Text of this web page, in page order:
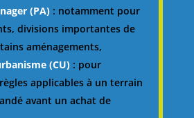
(PA): notamment pour
divisions importantes de
aménagements,
(CU): pour
applicables à un terrain
avant un achat de